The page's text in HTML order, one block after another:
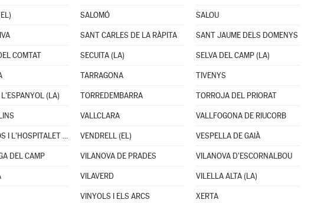
SALOMÓ SALOU
SANT CARLES DE LA RÀPITA SANT JAUME DELS DOMENYS
COMTAT SECUITA (LA) SELVA DEL CAMP (LA)
TARRAGONA TIVENYS
(LA) TORREDEMBARRA TORROJA DEL PRIORAT
VALLCLARA VALLFOGONA DE RIUCORB
VANDELLÒS I L'HOSPITALET DE L'INFANT VENDRELL (EL) VESPELLA DE GAIÀ
DEL CAMP VILANOVA DE PRADES VILANOVA D'ESCORNALBOU
VILAVERD VILELLA ALTA (LA)
VINYOLS I ELS ARCS XERTA